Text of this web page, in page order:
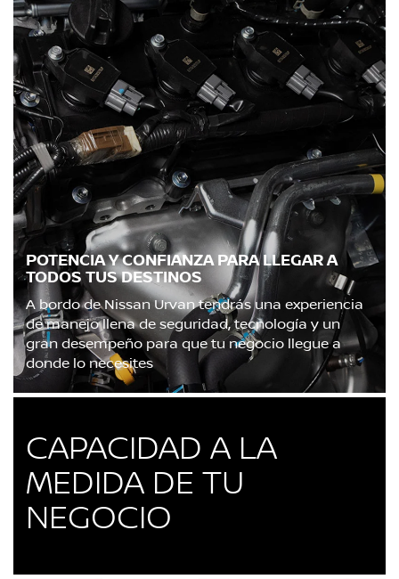
POTENCIA Y CONFIANZA PARA LLEGAR A
TODOS TUS DESTINOS
A bordo de Nissan Urvan tendrás una experiencia
de manejo llena de seguridad, tecnología y un
gran desempeño para que tu negocio llegue a
donde lo necesites
CAPACIDAD A LA
MEDIDA DE TU
NEGOCIO